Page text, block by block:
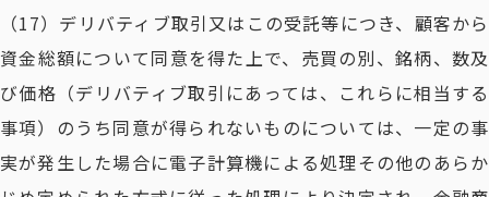
（17）デリバティブ取引又はこの受託等につき、顧客から
資金総額について同意を得た上で、売買の別、銘柄、数及
び価格（デリバティブ取引にあっては、これらに相当する
事項）のうち同意が得られないものについては、一定の事
実が発生した場合に電子計算機による処理その他のあらか